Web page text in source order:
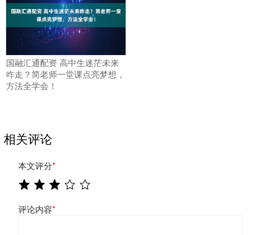
国融汇通配资 高中生迷茫未来
咋走？简老师一堂课点亮梦想，
方法全学会！
相关评论
本文评分*
评论内容*